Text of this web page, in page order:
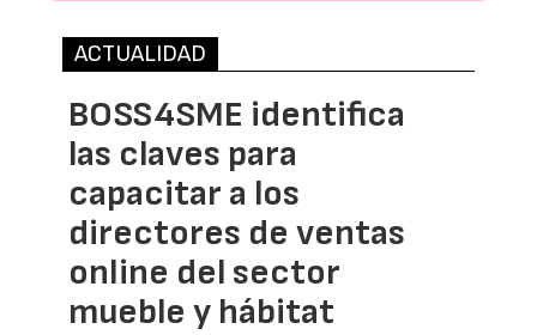
ACTUALIDAD
BOSS4SME identifica
las claves para
capacitar a los
directores de ventas
online del sector
mueble y hábitat